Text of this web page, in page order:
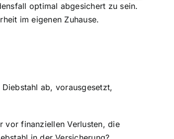
optimal abgesichert zu sein.
im eigenen Zuhause.
ab, vorausgesetzt,
vor finanziellen Verlusten, die